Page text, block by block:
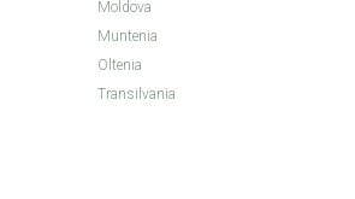
Moldova
Muntenia
Oltenia
Transilvania